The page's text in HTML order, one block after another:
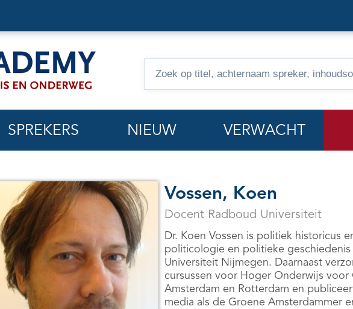
SPREKERS NIEUW VERWACHT
Vossen, Koen
Docent Radboud Universiteit
Dr. Koen Vossen is politiek historicus
politicologie en politieke geschiedenis
Universiteit Nijmegen. Daarnaast
cursussen voor Hoger Onderwijs voor
Amsterdam en Rotterdam en
media als de Groene Amsterdammer